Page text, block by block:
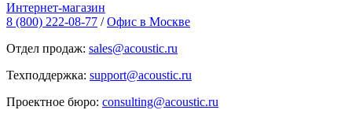
Интернет-магазин
8 (800) 222-08-77 / Офис в Москве
Отдел продаж: sales@acoustic.ru
Техподдержка: support@acoustic.ru
Проектное бюро: consulting@acoustic.ru